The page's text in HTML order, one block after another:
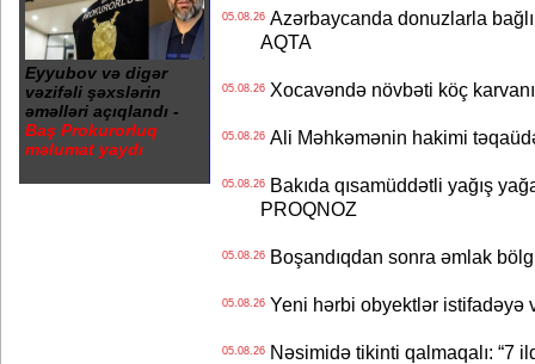
Eyyubov və digər
vəzifəli şəxslərin
əməlləri açıqlandı -
Baş Prokurorluq
məlumat yaydı
05.08.26Azərbaycanda donuzlarla
AQTA
05.08.26Xocavəndə növbəti köç
05.08.26Ali Məhkəmənin hakimi
05.08.26Bakıda qısamüddətli yağış
PROQNOZ
05.08.26Boşandıqdan sonra əmlak
05.08.26Yeni hərbi obyektlər istifadəyə
05.08.26Nəsimidə tikinti qalmaqalı: “7